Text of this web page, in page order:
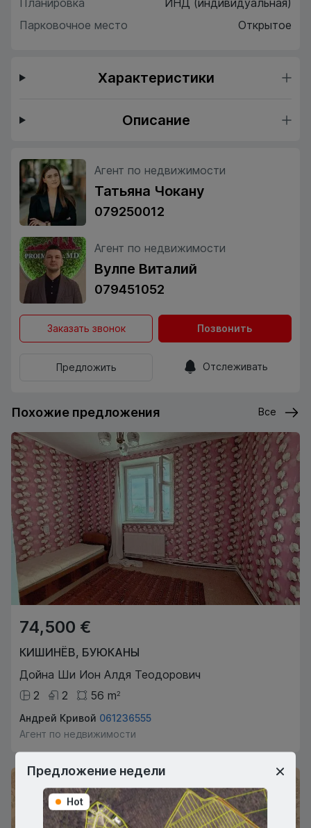
Планировка
ИНД (индивидуальная)
Парковочное место
Открытое
Характеристики
Описание
Агент по недвижимости
Татьяна Чокану
079250012
Агент по недвижимости
Вулпе Виталий
079451052
Заказать звонок Позвонить
Предложить Отслеживать
Похожие предложения Все
74,500 €
КИШИНЁВ, БУЮКАНЫ
Дойна Ши Ион Алдя Теодорович
2
2 56 m2
Андрей Кривой 061236555
Агент по недвижимости
Эксклюзив
Предложение недели
Hot Hot